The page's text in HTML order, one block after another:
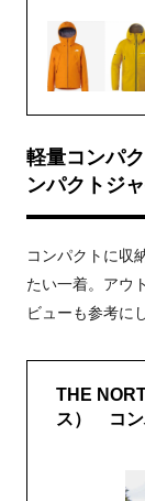
軽量コンパ
ンパクトジャ
コンパクトに収
たい一着。アウ
ビューも参考に
THE
ス） コン